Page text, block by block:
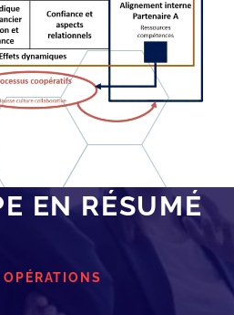
EN RÉSUMÉ